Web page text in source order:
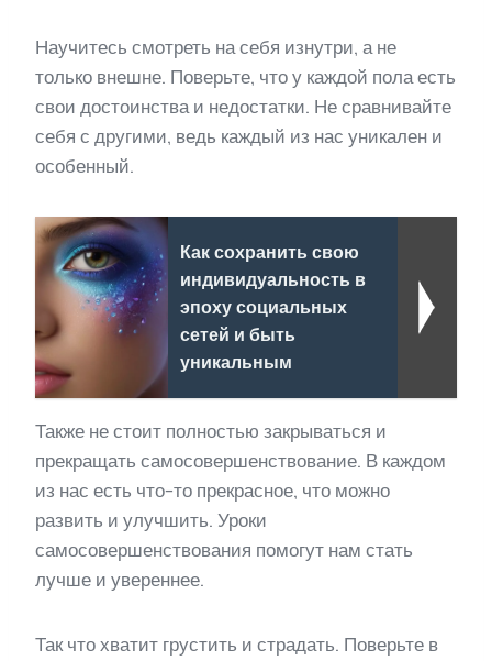
Научитесь смотреть на себя изнутри, а не
только внешне. Поверьте, что у каждой пола есть
свои достоинства и недостатки. Не сравнивайте
себя с другими, ведь каждый из нас уникален и
особенный.
Как сохранить свою
индивидуальность в
эпоху социальных
сетей и быть
уникальным
Также не стоит полностью закрываться и
прекращать самосовершенствование. В каждом
из нас есть что-то прекрасное, что можно
развить и улучшить. Уроки
самосовершенствования помогут нам стать
лучше и увереннее.
Так что хватит грустить и страдать. Поверьте в